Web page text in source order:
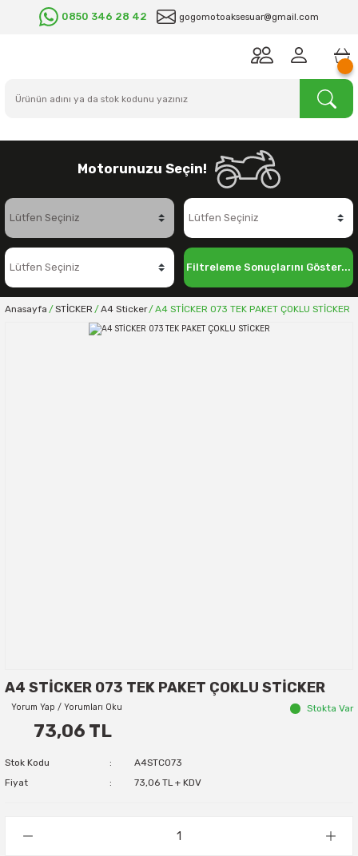
0850 346 28 42 gogomotoaksesuar@gmail.com
Motorunuzu Seçin!
Filtreleme Sonuçlarını Göster...
Anasayfa STİCKER A4 Sticker A4 STİCKER 073 TEK PAKET ÇOKLU STİCKER
A4 STİCKER 073 TEK PAKET ÇOKLU STİCKER
Yorum Yap / Yorumları Oku Stokta Var
73,06 TL
Stok Kodu
A4STC073
Fiyat
73,06 TL + KDV